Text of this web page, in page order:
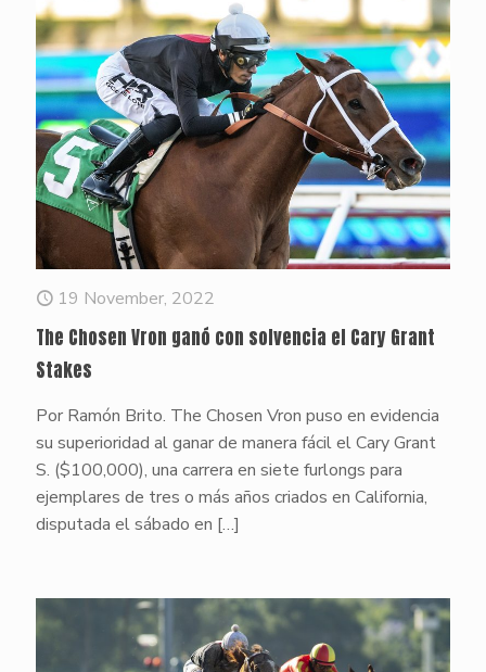
19 November, 2022
The Chosen Vron ganó con solvencia el Cary Grant
Stakes
Por Ramón Brito. The Chosen Vron puso en evidencia
su superioridad al ganar de manera fácil el Cary Grant
S. ($100,000), una carrera en siete furlongs para
ejemplares de tres o más años criados en California,
disputada el sábado en […]